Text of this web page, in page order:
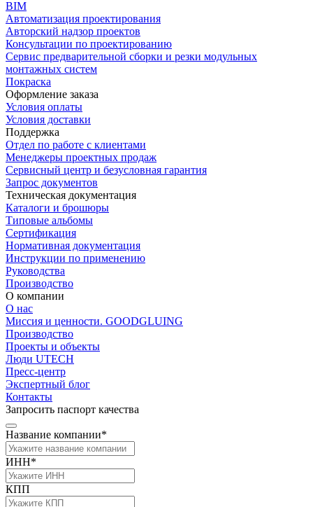
BIM
Автоматизация проектирования
Авторский надзор проектов
Консультации по проектированию
Сервис предварительной сборки и резки модульных
монтажных систем
Покраска
Оформление заказа
Условия оплаты
Условия доставки
Поддержка
Отдел по работе с клиентами
Менеджеры проектных продаж
Сервисный центр и безусловная гарантия
Запрос документов
Техническая документация
Каталоги и брошюры
Типовые альбомы
Сертификация
Нормативная документация
Инструкции по применению
Руководства
Производство
О компании
О нас
Миссия и ценности. GOODGLUING
Производство
Проекты и объекты
Люди UTECH
Пресс-центр
Экспертный блог
Контакты
Запросить паспорт качества
Название компании*
ИНН*
КПП